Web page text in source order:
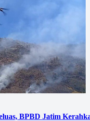
BPBD Jatim